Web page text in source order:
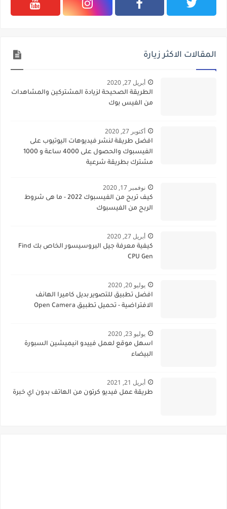
المقالات الاكثر زيارة
أبريل 27, 2020
الطريقة الصحيحة لزيادة المشتركين والمشاهدات
من الفيس بوك
أكتوبر 27, 2020
افضل طريقة لنشر فيديوهات اليوتيوب على
الفيسبوك والحصول على 4000 ساعة و 1000
مشترك بطريقة شرعية
نوفمبر 17, 2020
كيف تربح من الفيسبوك 2022 - ما هى شروط
الربح من الفيسبوك
أبريل 27, 2020
كيفية معرفة جيل البروسيسور الخاص بك Find
CPU Gen
يوليو 20, 2020
افضل تطبيق للتصوير بديل كاميرا الهانف
الافتراضية - تحميل تطبيق Open Camera
يوليو 23, 2020
اسهل موقع لعمل فييدو انيميشين السبورة
البيضاء
أبريل 21, 2021
طريقة عمل فيديو كرتون من الهاتف بدون اي خبرة